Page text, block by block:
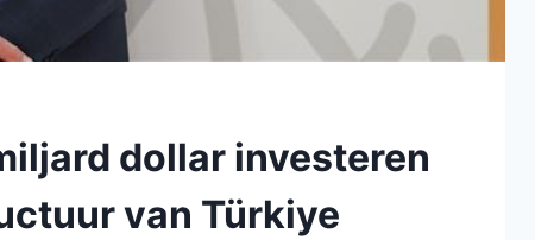
dollar investeren
van Türkiye